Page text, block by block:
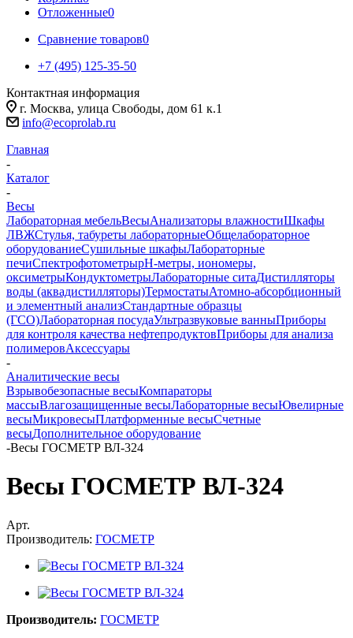
Отложенные0
Сравнение товаров0
+7 (495) 125-35-50
Контактная информация
г. Москва, улица Свободы, дом 61 к.1
info@ecoprolab.ru
Главная
-
Каталог
-
Весы
Лабораторная мебельВесыАнализаторы влажностиШкафы
ЛВЖСтулья, табуреты лабораторныеОбщелабораторное
оборудованиеСушильные шкафыЛабораторные
печиСпектрофотометрыpH-метры, иономеры,
оксиметрыКондуктометрыЛабораторные ситаДистилляторы
воды (аквадистилляторы)ТермостатыАтомно-абсорбционный
и элементный анализСтандартные образцы
(ГСО)Лабораторная посудаУльтразвуковые ванныПриборы
для контроля качества нефтепродуктовПриборы для анализа
полимеровАксессуары
-
Аналитические весы
Взрывобезопасные весыКомпараторы
массыВлагозащищенные весыЛабораторные весыЮвелирные
весыМикровесыПлатформенные весыСчетные
весыДополнительное оборудование
-Весы ГОСМЕТР ВЛ-324
Весы ГОСМЕТР ВЛ-324
Арт.
Производитель: ГОСМЕТР
Производитель: ГОСМЕТР